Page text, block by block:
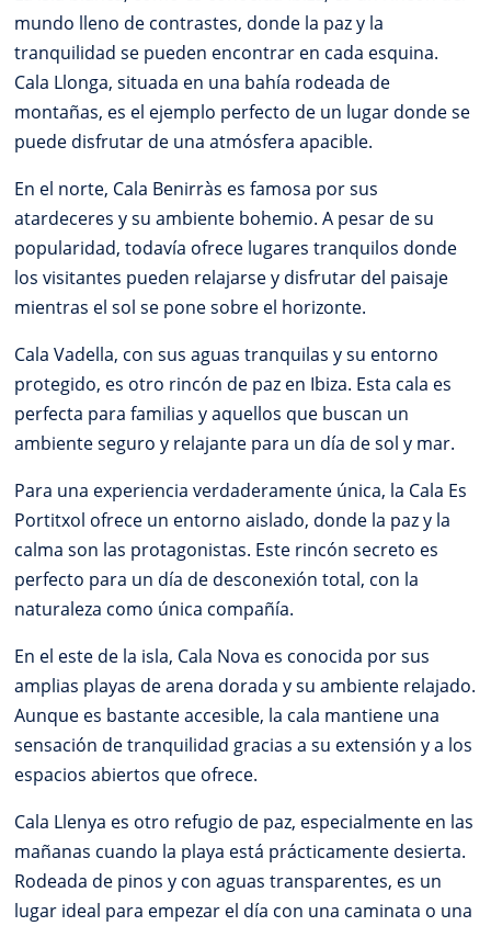
mundo lleno de contrastes, donde la paz y la
tranquilidad se pueden encontrar en cada esquina.
Cala Llonga, situada en una bahía rodeada de
montañas, es el ejemplo perfecto de un lugar donde se
puede disfrutar de una atmósfera apacible.
En el norte, Cala Benirràs es famosa por sus
atardeceres y su ambiente bohemio. A pesar de su
popularidad, todavía ofrece lugares tranquilos donde
los visitantes pueden relajarse y disfrutar del paisaje
mientras el sol se pone sobre el horizonte.
Cala Vadella, con sus aguas tranquilas y su entorno
protegido, es otro rincón de paz en Ibiza. Esta cala es
perfecta para familias y aquellos que buscan un
ambiente seguro y relajante para un día de sol y mar.
Para una experiencia verdaderamente única, la Cala Es
Portitxol ofrece un entorno aislado, donde la paz y la
calma son las protagonistas. Este rincón secreto es
perfecto para un día de desconexión total, con la
naturaleza como única compañía.
En el este de la isla, Cala Nova es conocida por sus
amplias playas de arena dorada y su ambiente relajado.
Aunque es bastante accesible, la cala mantiene una
sensación de tranquilidad gracias a su extensión y a los
espacios abiertos que ofrece.
Cala Llenya es otro refugio de paz, especialmente en las
mañanas cuando la playa está prácticamente desierta.
Rodeada de pinos y con aguas transparentes, es un
lugar ideal para empezar el día con una caminata o una